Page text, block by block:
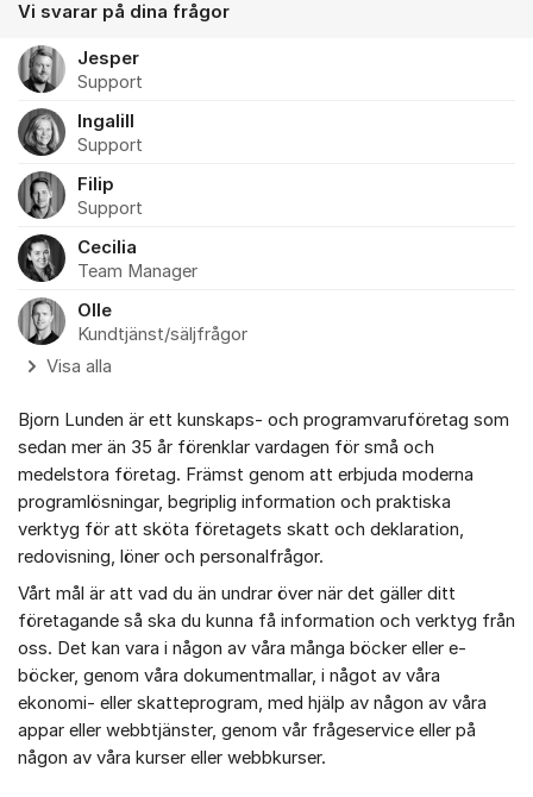
Vi svarar på dina frågor
Jesper
Support
Ingalill
Support
Filip
Support
Cecilia
Team Manager
Olle
Kundtjänst/säljfrågor
Visa alla
Bjorn Lunden är ett kunskaps- och programvaruföretag som
sedan mer än 35 år förenklar vardagen för små och
medelstora företag. Främst genom att erbjuda moderna
programlösningar, begriplig information och praktiska
verktyg för att sköta företagets skatt och deklaration,
redovisning, löner och personalfrågor.
Vårt mål är att vad du än undrar över när det gäller ditt
företagande så ska du kunna få information och verktyg från
oss. Det kan vara i någon av våra många böcker eller e-
böcker, genom våra dokumentmallar, i något av våra
ekonomi- eller skatteprogram, med hjälp av någon av våra
appar eller webbtjänster, genom vår frågeservice eller på
någon av våra kurser eller webbkurser.